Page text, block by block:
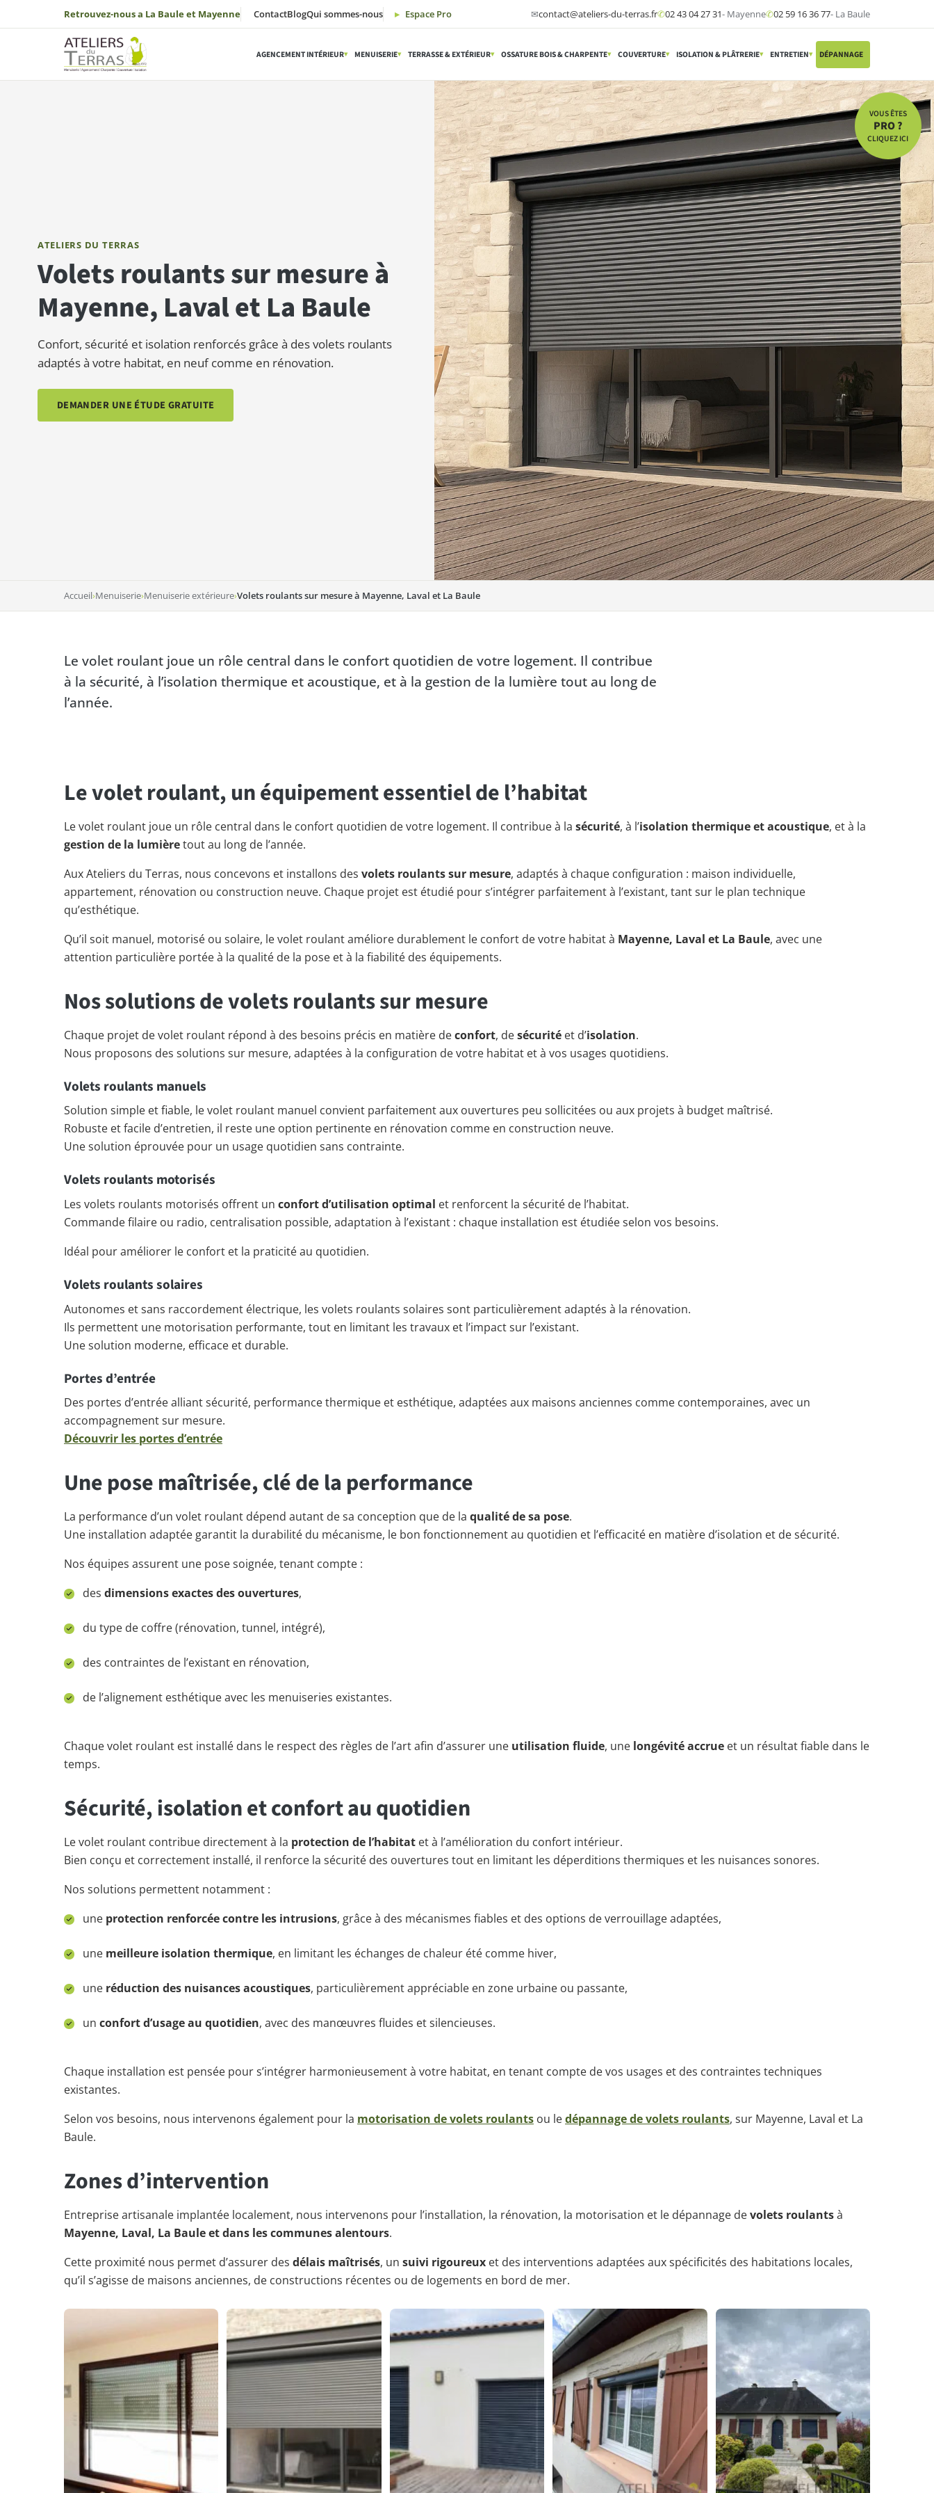
Aller au contenuRetrouvez-nous a La Baule et Mayenne ContactBlogQui sommes-nous Espace Pro ✉contact@ateliers-du-terras.fr✆02 43 04 27 31- Mayenne✆02 59 16 36 77- La Baule
AGENCEMENT INTÉRIEUR▾ MENUISERIE▾ TERRASSE & EXTÉRIEUR▾ OSSATURE BOIS & CHARPENTE▾ COUVERTURE▾ ISOLATION & PLÂTRERIE▾ ENTRETIEN▾ DÉPANNAGE
ATELIERS DU TERRAS
Volets roulants sur mesure à
Mayenne, Laval et La Baule
Confort, sécurité et isolation renforcés grâce à des volets roulants
adaptés à votre habitat, en neuf comme en rénovation.
DEMANDER UNE ÉTUDE GRATUITE
VOUS ÊTES
PRO ?
CLIQUEZ ICI
Accueil›Menuiserie›Menuiserie extérieure›Volets roulants sur mesure à Mayenne, Laval et La Baule
Le volet roulant joue un rôle central dans le confort quotidien de votre logement. Il contribue
à la sécurité, à l’isolation thermique et acoustique, et à la gestion de la lumière tout au long de
l’année.
Le volet roulant, un équipement essentiel de l’habitat
Le volet roulant joue un rôle central dans le confort quotidien de votre logement. Il contribue à la sécurité, à l’isolation thermique et acoustique, et à la
gestion de la lumièretout au long de l’année.
Aux Ateliers du Terras, nous concevons et installons des volets roulants sur mesure, adaptés à chaque configuration : maison individuelle,
appartement, rénovation ou construction neuve. Chaque projet est étudié pour s’intégrer parfaitement à l’existant, tant sur le plan technique
qu’esthétique.
Qu’il soit manuel, motorisé ou solaire, le volet roulant améliore durablement le confort de votre habitat à Mayenne, Laval et La Baule, avec une
attention particulière portée à la qualité de la pose et à la fiabilité des équipements.
Nos solutions de volets roulants sur mesure
Chaque projet de volet roulant répond à des besoins précis en matière deconfort, desécurité et d’isolation.
Nous proposons des solutions sur mesure, adaptées à la configuration de votre habitat et à vos usages quotidiens.
Volets roulants manuels
Solution simple et fiable, le volet roulant manuel convient parfaitement aux ouvertures peu sollicitées ou aux projets à budget maîtrisé.
Robuste et facile d’entretien, il reste une option pertinente en rénovation comme en construction neuve.
Une solution éprouvée pour un usage quotidien sans contrainte.
Volets roulants motorisés
Les volets roulants motorisés offrent un confort d’utilisation optimal et renforcent la sécurité de l’habitat.
Commande filaire ou radio, centralisation possible, adaptation à l’existant : chaque installation est étudiée selon vos besoins.
Idéal pour améliorer le confort et la praticité au quotidien.
Volets roulants solaires
Autonomes et sans raccordement électrique, les volets roulants solaires sont particulièrement adaptés à la rénovation.
Ils permettent une motorisation performante, tout en limitant les travaux et l’impact sur l’existant.
Une solution moderne, efficace et durable.
Portes d’entrée
Des portes d’entrée alliant sécurité, performance thermique et esthétique, adaptées aux maisons anciennes comme contemporaines, avec un
accompagnement sur mesure.
Découvrir les portes d’entrée
Une pose maîtrisée, clé de la performance
La performance d’un volet roulant dépend autant de sa conception que de la qualité de sa pose.
Une installation adaptée garantit la durabilité du mécanisme, le bon fonctionnement au quotidien et l’efficacité en matière d’isolation et de sécurité.
Nos équipes assurent une pose soignée, tenant compte :
desdimensions exactes des ouvertures,
du type de coffre (rénovation, tunnel, intégré),
des contraintes de l’existant en rénovation,
de l’alignement esthétique avec les menuiseries existantes.
Chaque volet roulant est installé dans le respect des règles de l’art afin d’assurer une utilisation fluide, une longévité accrue et un résultat fiable dans le
temps.
Sécurité, isolation et confort au quotidien
Le volet roulant contribue directement à la protection de l’habitat et à l’amélioration du confort intérieur.
Bien conçu et correctement installé, il renforce la sécurité des ouvertures tout en limitant les déperditions thermiques et les nuisances sonores.
Nos solutions permettent notamment :
une protection renforcée contre les intrusions, grâce à des mécanismes fiables et des options de verrouillage adaptées,
une meilleure isolation thermique, en limitant les échanges de chaleur été comme hiver,
une réduction des nuisances acoustiques, particulièrement appréciable en zone urbaine ou passante,
unconfort d’usage au quotidien, avec des manœuvres fluides et silencieuses.
Chaque installation est pensée pour s’intégrer harmonieusement à votre habitat, en tenant compte de vos usages et des contraintes techniques
existantes.
Selon vos besoins, nous intervenons également pour la motorisation de volets roulants ou ledépannage de volets roulants, sur Mayenne, Laval et La
Baule.
Zones d’intervention
Entreprise artisanale implantée localement, nous intervenons pour l’installation, la rénovation, la motorisation et le dépannage devolets roulantsà
Mayenne, Laval, La Baule et dans les communes alentours.
Cette proximité nous permet d’assurer des délais maîtrisés, un suivi rigoureux et des interventions adaptées aux spécificités des habitations locales,
qu’il s’agisse de maisons anciennes, de constructions récentes ou de logements en bord de mer.